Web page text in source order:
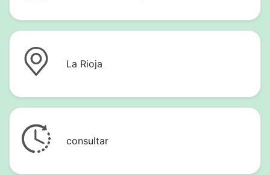
La Rioja
consultar